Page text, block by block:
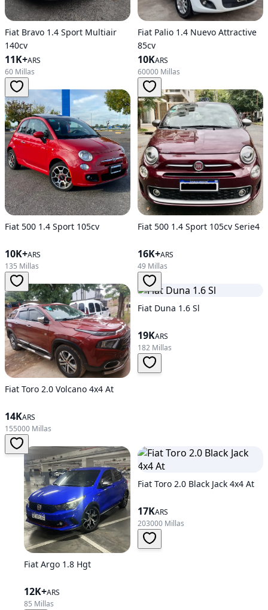
Fiat Bravo 1.4 Sport Multiair
140cv
11K+ARS
60 Millas
Fiat Palio 1.4 Nuevo Attractive
85cv
10KARS
60000 Millas
Fiat 500 1.4 Sport 105cv
10K+ARS
135 Millas
Fiat 500 1.4 Sport 105cv Serie4
16K+ARS
49 Millas
Fiat Toro 2.0 Volcano 4x4 At
14KARS
155000 Millas
Fiat Duna 1.6 Sl
19KARS
182 Millas
Fiat Argo 1.8 Hgt
12K+ARS
85 Millas
Fiat Toro 2.0 Black Jack 4x4 At
17KARS
203000 Millas